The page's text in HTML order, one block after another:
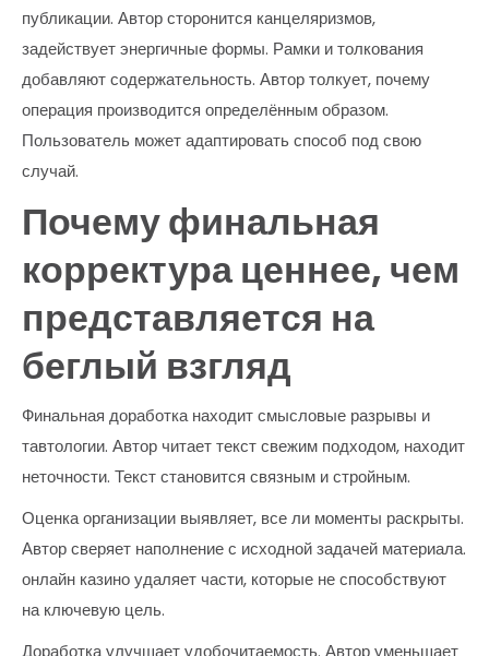
публикации. Автор сторонится канцеляризмов,
задействует энергичные формы. Рамки и толкования
добавляют содержательность. Автор толкует, почему
операция производится определённым образом.
Пользователь может адаптировать способ под свою
случай.
Почему финальная
корректура ценнее, чем
представляется на
беглый взгляд
Финальная доработка находит смысловые разрывы и
тавтологии. Автор читает текст свежим подходом, находит
неточности. Текст становится связным и стройным.
Оценка организации выявляет, все ли моменты раскрыты.
Автор сверяет наполнение с исходной задачей материала.
онлайн казино удаляет части, которые не способствуют
на ключевую цель.
Доработка улучшает удобочитаемость. Автор уменьшает